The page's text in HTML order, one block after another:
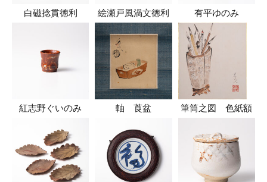
白磁捻貫徳利 絵瀬戸風渦文徳利 有平ゆのみ
紅志野ぐいのみ 軸 莨盆 筆筒之図 色紙額